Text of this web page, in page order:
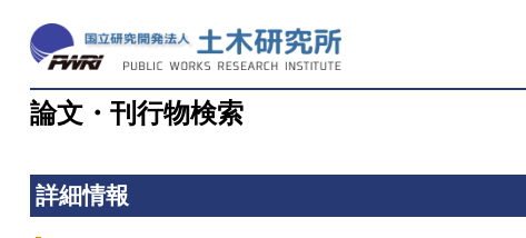
論文・刊行物検索
詳細情報